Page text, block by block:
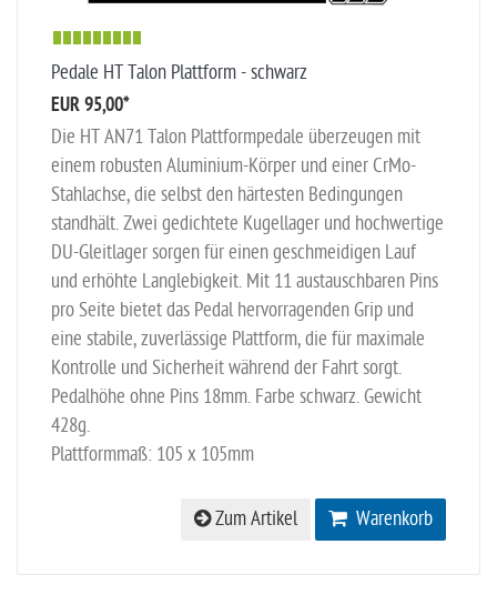
Pedale HT Talon Plattform - schwarz
EUR 95,00*
Die HT AN71 Talon Plattformpedale überzeugen mit
einem robusten Aluminium-Körper und einer CrMo-
Stahlachse, die selbst den härtesten Bedingungen
standhält. Zwei gedichtete Kugellager und hochwertige
DU-Gleitlager sorgen für einen geschmeidigen Lauf
und erhöhte Langlebigkeit. Mit 11 austauschbaren Pins
pro Seite bietet das Pedal hervorragenden Grip und
eine stabile, zuverlässige Plattform, die für maximale
Kontrolle und Sicherheit während der Fahrt sorgt.
Pedalhöhe ohne Pins 18mm. Farbe schwarz. Gewicht
428g.
Plattformmaß: 105 x 105mm
Warenkorb
Zum Artikel